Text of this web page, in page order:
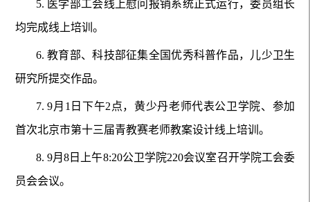
5. 医学部工会线上慰问报销系统正式运行，委员组长
均完成线上培训。
6.教育部、科技部征集全国优秀科普作品，儿少卫生
研究所提交作品。
7.9月1日下午2点，黄少丹老师代表公卫学院、参加
首次北京市第十三届青教赛老师教案设计线上培训。
8. 9月8日上午8:20公卫学院220会议室召开学院工会委
员会会议。